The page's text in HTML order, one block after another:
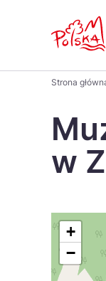
na
stronie
Strona
w
+
−